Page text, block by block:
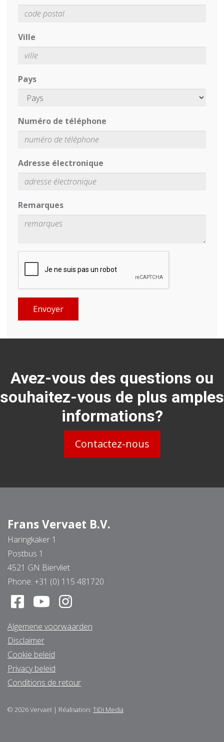
Ville
Pays
Numéro de téléphone
Adresse électronique
Remarques
Envoyer
Avez-vous des questions ou
souhaitez-vous de plus amples
informations?
Contactez-nous
Frans Vervaet B.V.
Haringkaker 1
Postbus 1
4521 GN Biervliet
Phone: +31 (0) 115 481720
Algemene voorwaarden
Disclaimer
Cookie beleid
Privacy beleid
Conditions de retour
© 2026Vervaet | Réalisation: TiDi Media